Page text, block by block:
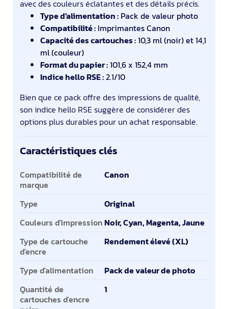
avec des couleurs éclatantes et des détails précis.
Type d'alimentation : Pack de valeur photo
Compatibilité : Imprimantes Canon
Capacité des cartouches :10,3 ml (noir) et 14,1
ml (couleur)
Format du papier :101,6 x 152,4 mm
Indice hello RSE :2.1/10
Bien que ce pack offre des impressions de qualité,
son indice hello RSE suggère de considérer des
options plus durables pour un achat responsable.
Caractéristiques clés
Caractéristiques clés
Compatibilité de
marque
Canon
Type
Original
Couleurs d'impressionNoir, Cyan, Magenta, Jaune
Type de cartouche
d'encre
Rendement élevé (XL)
Type d'alimentation
Pack de valeur de photo
Quantité de
cartouches d'encre
1